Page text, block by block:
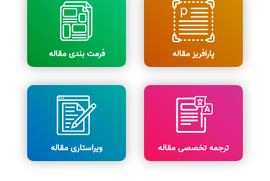
پارافریز مقاله فرمت بندی مقاله
ترجمه تخصصی مقاله ویراستاری مقاله